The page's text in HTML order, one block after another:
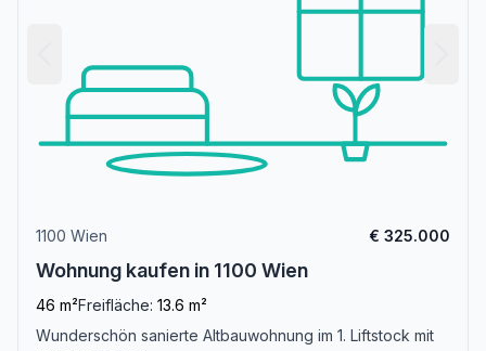
1100 Wien € 325.000
Wohnung kaufen in 1100 Wien
46 m²Freifläche: 13.6 m²
Wunderschön sanierte Altbauwohnung im 1. Liftstock mit